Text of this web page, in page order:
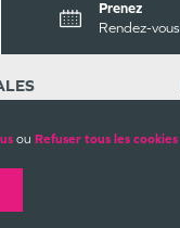
ou Refuser tous les cookies
Prenez
Rendez-vous